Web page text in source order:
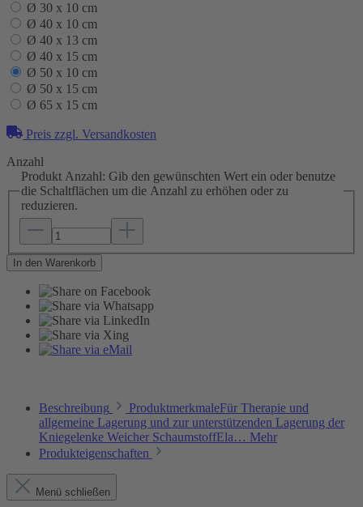
Ø 30 x 10 cm
Ø 40 x 10 cm
Ø 40 x 13 cm
Ø 40 x 15 cm
Ø 50 x 10 cm
Ø 50 x 15 cm
Ø 65 x 15 cm
Preis zzgl. Versandkosten
Anzahl
Produkt Anzahl: Gib den gewünschten Wert ein oder benutze
die Schaltflächen um die Anzahl zu erhöhen oder zu
reduzieren.
In den Warenkorb
Beschreibung
ProduktmerkmaleFür Therapie und
allgemeine Lagerung und zur unterstützenden Lagerung der
Kniegelenke Weicher SchaumstoffEla… Mehr
Produkteigenschaften
Menü schließen